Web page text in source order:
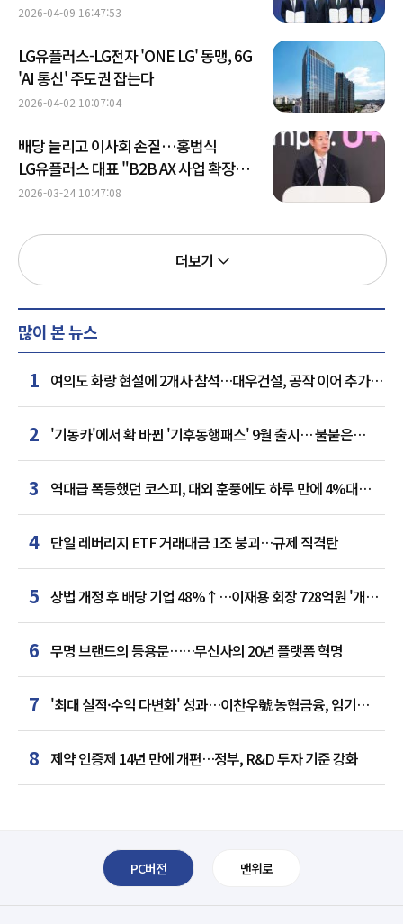
2026-04-09 16:47:53
LG유플러스-LG전자 'ONE LG' 동맹, 6G
'AI 통신' 주도권 잡는다
2026-04-02 10:07:04
배당 늘리고 이사회 손질…홍범식
LG유플러스 대표 "B2B AX 사업 확장해
수익 구조 혁신"
2026-03-24 10:47:08
더보기
많이 본 뉴스
1 여의도 화랑 현설에 2개사 참석…대우건설, 공작 이어 추가
거점 확보하나
2 '기동카'에서 확 바뀐 '기후동행패스' 9월 출시… 불붙은
카드사 경쟁
3
역대급 폭등했던 코스피, 대외 훈풍에도 하루 만에 4%대
급락
4 단일 레버리지 ETF 거래대금 1조 붕괴…규제 직격탄
5 상법 개정 후 배당 기업 48%↑…이재용 회장 728억원 '개인
최다'
6 무명 브랜드의 등용문……무신사의 20년 플랫폼 혁명
7 '최대 실적·수익 다변화' 성과…이찬우號 농협금융, 임기
말년 성장 박차
8 제약 인증제 14년 만에 개편…정부, R&D 투자 기준 강화
PC버전 맨위로